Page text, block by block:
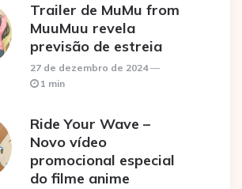
Trailer de MuMu from
MuuMuu revela
previsão de estreia
27 de dezembro de 2024
1 min
Ride Your Wave –
Novo vídeo
promocional especial
do filme anime